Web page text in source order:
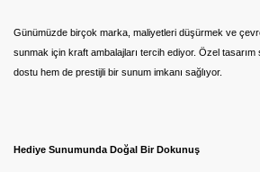
Günümüzde birçok marka, maliyetleri düşürmek ve
sunmak için kraft ambalajları tercih ediyor. Özel
dostu hem de prestijli bir sunum imkanı sağlıyor.
Hediye Sunumunda Doğal Bir Dokunuş